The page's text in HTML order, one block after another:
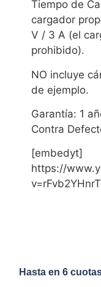
Tiempo de
cargador
V / 3 A (el
prohibido).
NO incluye
de ejemplo.
Garantía: 1
Contra
[embedyt]
https://
Hasta en 6